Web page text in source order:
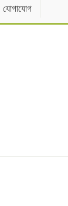
যোগাযোগ